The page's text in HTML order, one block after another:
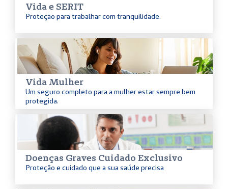
Vida e SERIT
Proteção para trabalhar com tranquilidade.
Vida Mulher
Um seguro completo para a mulher estar sempre bem
protegida.
Doenças Graves Cuidado Exclusivo
Proteção e cuidado que a sua saúde precisa